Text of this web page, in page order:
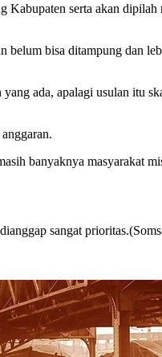
Kabupaten serta akan dipilah
belum bisa ditampung dan
ada, apalagi usulan itu
banyaknya masyarakat
sangat